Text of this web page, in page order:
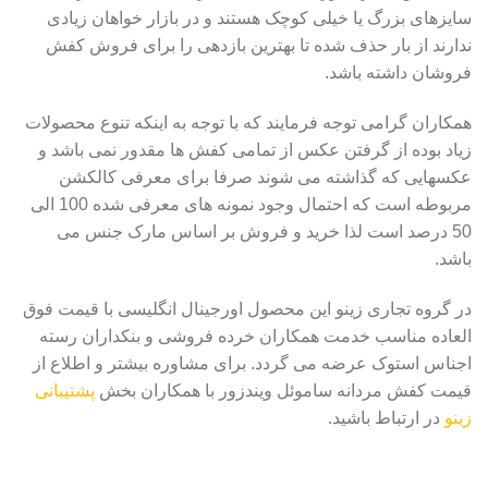
سایزهای بزرگ یا خیلی کوچک هستند و در بازار خواهان زیادی
ندارند از بار حذف شده تا بهترین بازدهی را برای فروش کفش
فروشان داشته باشد.
همکاران گرامی توجه فرمایند که با توجه به اینکه تنوع محصولات
زیاد بوده از گرفتن عکس از تمامی کفش ها مقدور نمی باشد و
عکسهایی که گذاشته می شوند صرفا برای معرفی کالکشن
مربوطه است که احتمال وجود نمونه های معرفی شده 100 الی
50 درصد است لذا خرید و فروش بر اساس مارک جنس می
باشد.
در گروه تجاری زینو این محصول اورجینال انگلیسی با قیمت فوق
العاده مناسب خدمت همکاران خرده فروشی و بنکداران رسته
اجناس استوک عرضه می گردد. برای مشاوره بیشتر و اطلاع از
قیمت کفش مردانه ساموئل ویندزور با همکاران بخش پشتیبانی
زینو در ارتباط باشید.